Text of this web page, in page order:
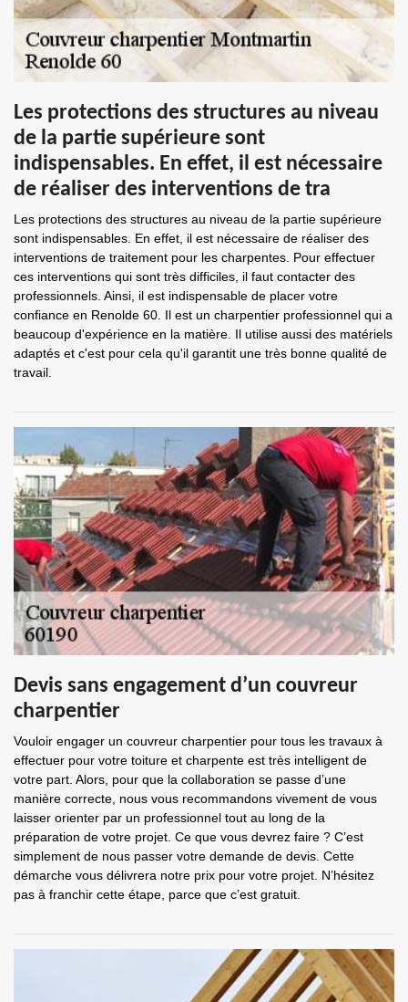
Les protections des structures au niveau
de la partie supérieure sont
indispensables. En effet, il est nécessaire
de réaliser des interventions de tra
Les protections des structures au niveau de la partie supérieure
sont indispensables. En effet, il est nécessaire de réaliser des
interventions de traitement pour les charpentes. Pour effectuer
ces interventions qui sont très difficiles, il faut contacter des
professionnels. Ainsi, il est indispensable de placer votre
confiance en Renolde 60. Il est un charpentier professionnel qui a
beaucoup d'expérience en la matière. Il utilise aussi des matériels
adaptés et c'est pour cela qu'il garantit une très bonne qualité de
travail.
Devis sans engagement d’un couvreur
charpentier
Vouloir engager un couvreur charpentier pour tous les travaux à
effectuer pour votre toiture et charpente est très intelligent de
votre part. Alors, pour que la collaboration se passe d’une
manière correcte, nous vous recommandons vivement de vous
laisser orienter par un professionnel tout au long de la
préparation de votre projet. Ce que vous devrez faire ? C’est
simplement de nous passer votre demande de devis. Cette
démarche vous délivrera notre prix pour votre projet. N’hésitez
pas à franchir cette étape, parce que c’est gratuit.